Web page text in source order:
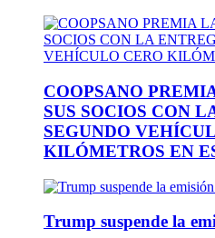
COOPSANO
SUS SOCIOS CON
SEGUNDO
KILÓMETROS EN
Trump suspende la